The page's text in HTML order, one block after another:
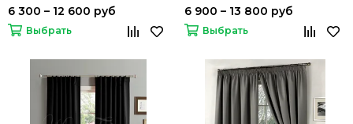
6 300 – 12 600 руб
Выбрать
6 900 – 13 800 руб
Выбрать